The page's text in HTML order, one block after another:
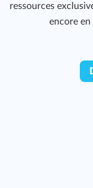
ressources
encore